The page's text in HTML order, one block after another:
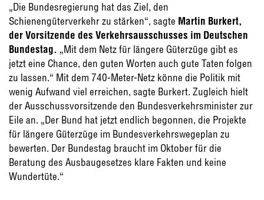
„Die Bundesregierung hat das Ziel, den
Schienengüterverkehr zu stärken“, sagte Martin Burkert,
der Vorsitzende des Verkehrsausschusses im Deutschen
Bundestag. „Mit dem Netz für längere Güterzüge gibt es
jetzt eine Chance, den guten Worten auch gute Taten folgen
zu lassen.“ Mit dem 740-Meter-Netz könne die Politik mit
wenig Aufwand viel erreichen, sagte Burkert. Zugleich hielt
der Ausschussvorsitzende den Bundesverkehrsminister zur
Eile an. „Der Bund hat jetzt endlich begonnen, die Projekte
für längere Güterzüge im Bundesverkehrswegeplan zu
bewerten. Der Bundestag braucht im Oktober für die
Beratung des Ausbaugesetzes klare Fakten und keine
Wundertüte.“